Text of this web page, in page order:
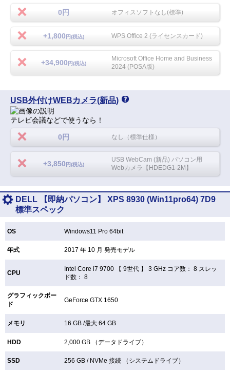
0円 オフィスソフトなし(標準)
+1,800 円(税込) WPS Office 2 (ライセンスカード)
+34,900 円(税込)
Microsoft Office Home and Business
2024 (POSA版)
USB外付けWEBカメラ(新品)
テレビ会議などで使うなら！
0円 なし（標準仕様）
+3,850 円(税込)
USB WebCam (新品) パソコン用
Webカメラ【HDEDG1-2M】
DELL 【即納パソコン】 XPS 8930 (Win11pro64) 7D9
標準スペック
OS Windows11 Pro 64bit
年式 2017 年 10 月 発売モデル
CPU
Intel Core i7 9700 【9世代 】 3 GHz コア数： 8 スレッ
ド数： 8
グラフィックボー
ド
GeForce GTX 1650
メモリ 16 GB /最大 64 GB
HDD 2,000 GB （データドライブ）
SSD 256 GB / NVMe 接続 （システムドライブ）